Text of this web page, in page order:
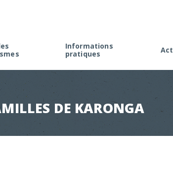
Informations
pratiques
Faire une demande d’agrément
Rappel de la réglementation
Appel à projets
DE KARONGA